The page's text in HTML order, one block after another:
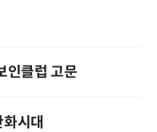
인클럽 고문
시대